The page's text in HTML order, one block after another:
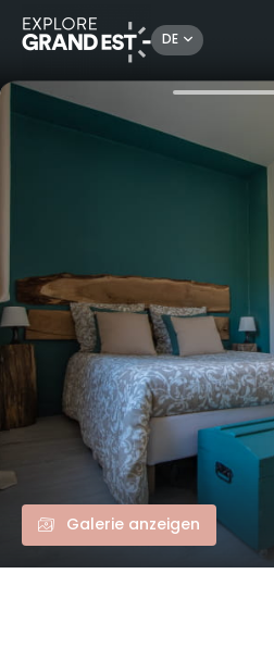
DE
Sehenswertes in der Region Grand Est
Galerie anzeigen